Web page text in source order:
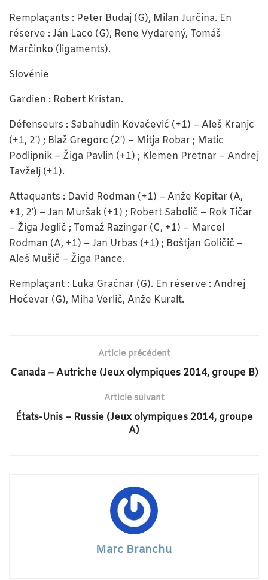
Remplaçants : Peter Budaj (G), Milan Jurčina. En
réserve : Ján Laco (G), Rene Vydarený, Tomáš
Marčinko (ligaments).
Slovénie
Gardien : Robert Kristan.
Défenseurs : Sabahudin Kovačević (+1) – Aleš Kranjc
(+1, 2′) ; Blaž Gregorc (2′) – Mitja Robar ; Matic
Podlipnik – Žiga Pavlin (+1) ; Klemen Pretnar – Andrej
Tavželj (+1).
Attaquants : David Rodman (+1) – Anže Kopitar (A,
+1, 2′) – Jan Muršak (+1) ; Robert Sabolič – Rok Tičar
– Žiga Jeglič ; Tomaž Razingar (C, +1) – Marcel
Rodman (A, +1) – Jan Urbas (+1) ; Boštjan Goličič –
Aleš Mušič – Žiga Pance.
Remplaçant : Luka Gračnar (G). En réserve : Andrej
Hočevar (G), Miha Verlič, Anže Kuralt.
Article précédent
Canada – Autriche (Jeux olympiques 2014, groupe B)
Article suivant
États-Unis – Russie (Jeux olympiques 2014, groupe
A)
Marc Branchu